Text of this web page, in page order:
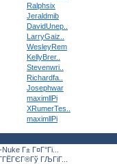
Ralphsix
Jeraldmib
DavidUnep..
LarryGaiz..
WesleyRem
KellyBrer..
Stevenwri..
Richardfa..
Josephwar
maximllPi
XRumerTes..
maximllPi
Г± Г¤Г°Гі...
ГЉГіГ...